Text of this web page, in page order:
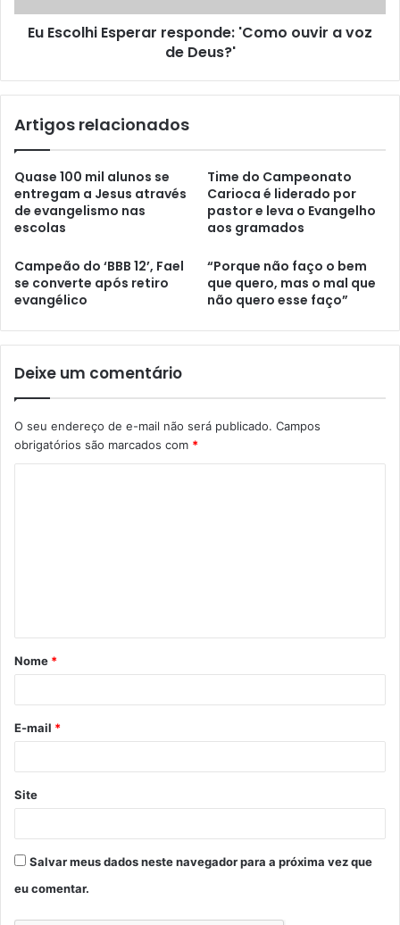
Eu Escolhi Esperar responde: 'Como ouvir a voz
de Deus?'
Artigos relacionados
Quase 100 mil alunos se
entregam a Jesus através
de evangelismo nas
escolas
Time do Campeonato
Carioca é liderado por
pastor e leva o Evangelho
aos gramados
Campeão do ‘BBB 12’, Fael
se converte após retiro
evangélico
“Porque não faço o bem
que quero, mas o mal que
não quero esse faço”
Deixe um comentário
O seu endereço de e-mail não será publicado. Campos
obrigatórios são marcados com *
á
r
*
Nome *
E-mail *
Site
Salvar meus dados neste navegador para a próxima vez que
eu comentar.